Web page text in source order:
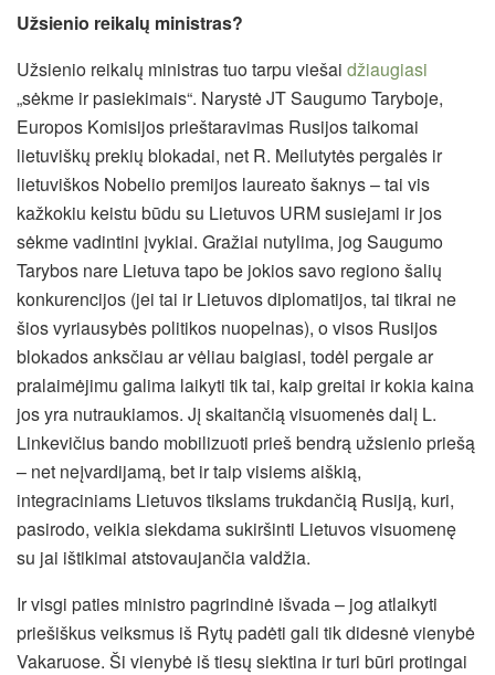
Užsienio reikalų ministras?
Užsienio reikalų ministras tuo tarpu viešai džiaugiasi
„sėkme ir pasiekimais“. Narystė JT Saugumo Taryboje,
Europos Komisijos prieštaravimas Rusijos taikomai
lietuviškų prekių blokadai, net R. Meilutytės pergalės ir
lietuviškos Nobelio premijos laureato šaknys – tai vis
kažkokiu keistu būdu su Lietuvos URM susiejami ir jos
sėkme vadintini įvykiai. Gražiai nutylima, jog Saugumo
Tarybos nare Lietuva tapo be jokios savo regiono šalių
konkurencijos (jei tai ir Lietuvos diplomatijos, tai tikrai ne
šios vyriausybės politikos nuopelnas), o visos Rusijos
blokados anksčiau ar vėliau baigiasi, todėl pergale ar
pralaimėjimu galima laikyti tik tai, kaip greitai ir kokia kaina
jos yra nutraukiamos. Jį skaitančią visuomenės dalį L.
Linkevičius bando mobilizuoti prieš bendrą užsienio priešą
– net neįvardijamą, bet ir taip visiems aiškią,
integraciniams Lietuvos tikslams trukdančią Rusiją, kuri,
pasirodo, veikia siekdama sukiršinti Lietuvos visuomenę
su jai ištikimai atstovaujančia valdžia.
Ir visgi paties ministro pagrindinė išvada – jog atlaikyti
priešiškus veiksmus iš Rytų padėti gali tik didesnė vienybė
Vakaruose. Ši vienybė iš tiesų siektina ir turi būri protingai